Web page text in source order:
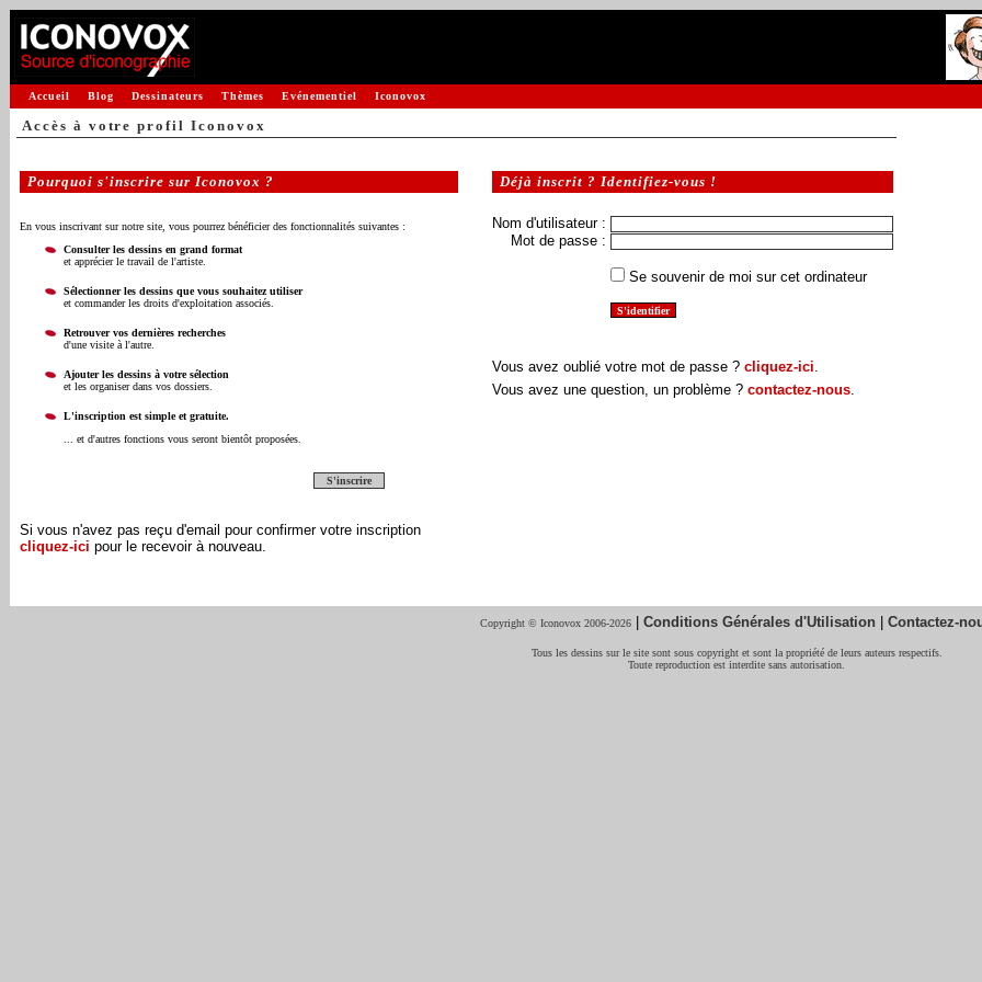
Accueil Blog Dessinateurs Thèmes Evénementiel Iconovox
Accès à votre profil Iconovox
Pourquoi s'inscrire sur Iconovox ? Déjà inscrit ? Identifiez-vous !
En vous inscrivant sur notre site, vous pourrez bénéficier des fonctionnalités suivantes :
Consulter les dessins en grand format
et apprécier le travail de l'artiste.
Sélectionner les dessins que vous souhaitez utiliser
et commander les droits d'exploitation associés.
Retrouver vos dernières recherches
d'une visite à l'autre.
Ajouter les dessins à votre sélection
et les organiser dans vos dossiers.
L'inscription est simple et gratuite.
... et d'autres fonctions vous seront bientôt proposées.
S'inscrire
Si vous n'avez pas reçu d'email pour confirmer votre inscription
cliquez-ici pour le recevoir à nouveau.
Nom d'utilisateur :
Mot de passe :
Se souvenir de moi sur cet ordinateur
Vous avez oublié votre mot de passe ? cliquez-ici
Vous avez une question, un problème ? contactez-nous.
Copyright © Iconovox 2006-2026 | Conditions Générales d'Utilisation | Contactez-
Tous les dessins sur le site sont sous copyright et sont la propriété de leurs auteurs respectifs.
Toute reproduction est interdite sans autorisation.